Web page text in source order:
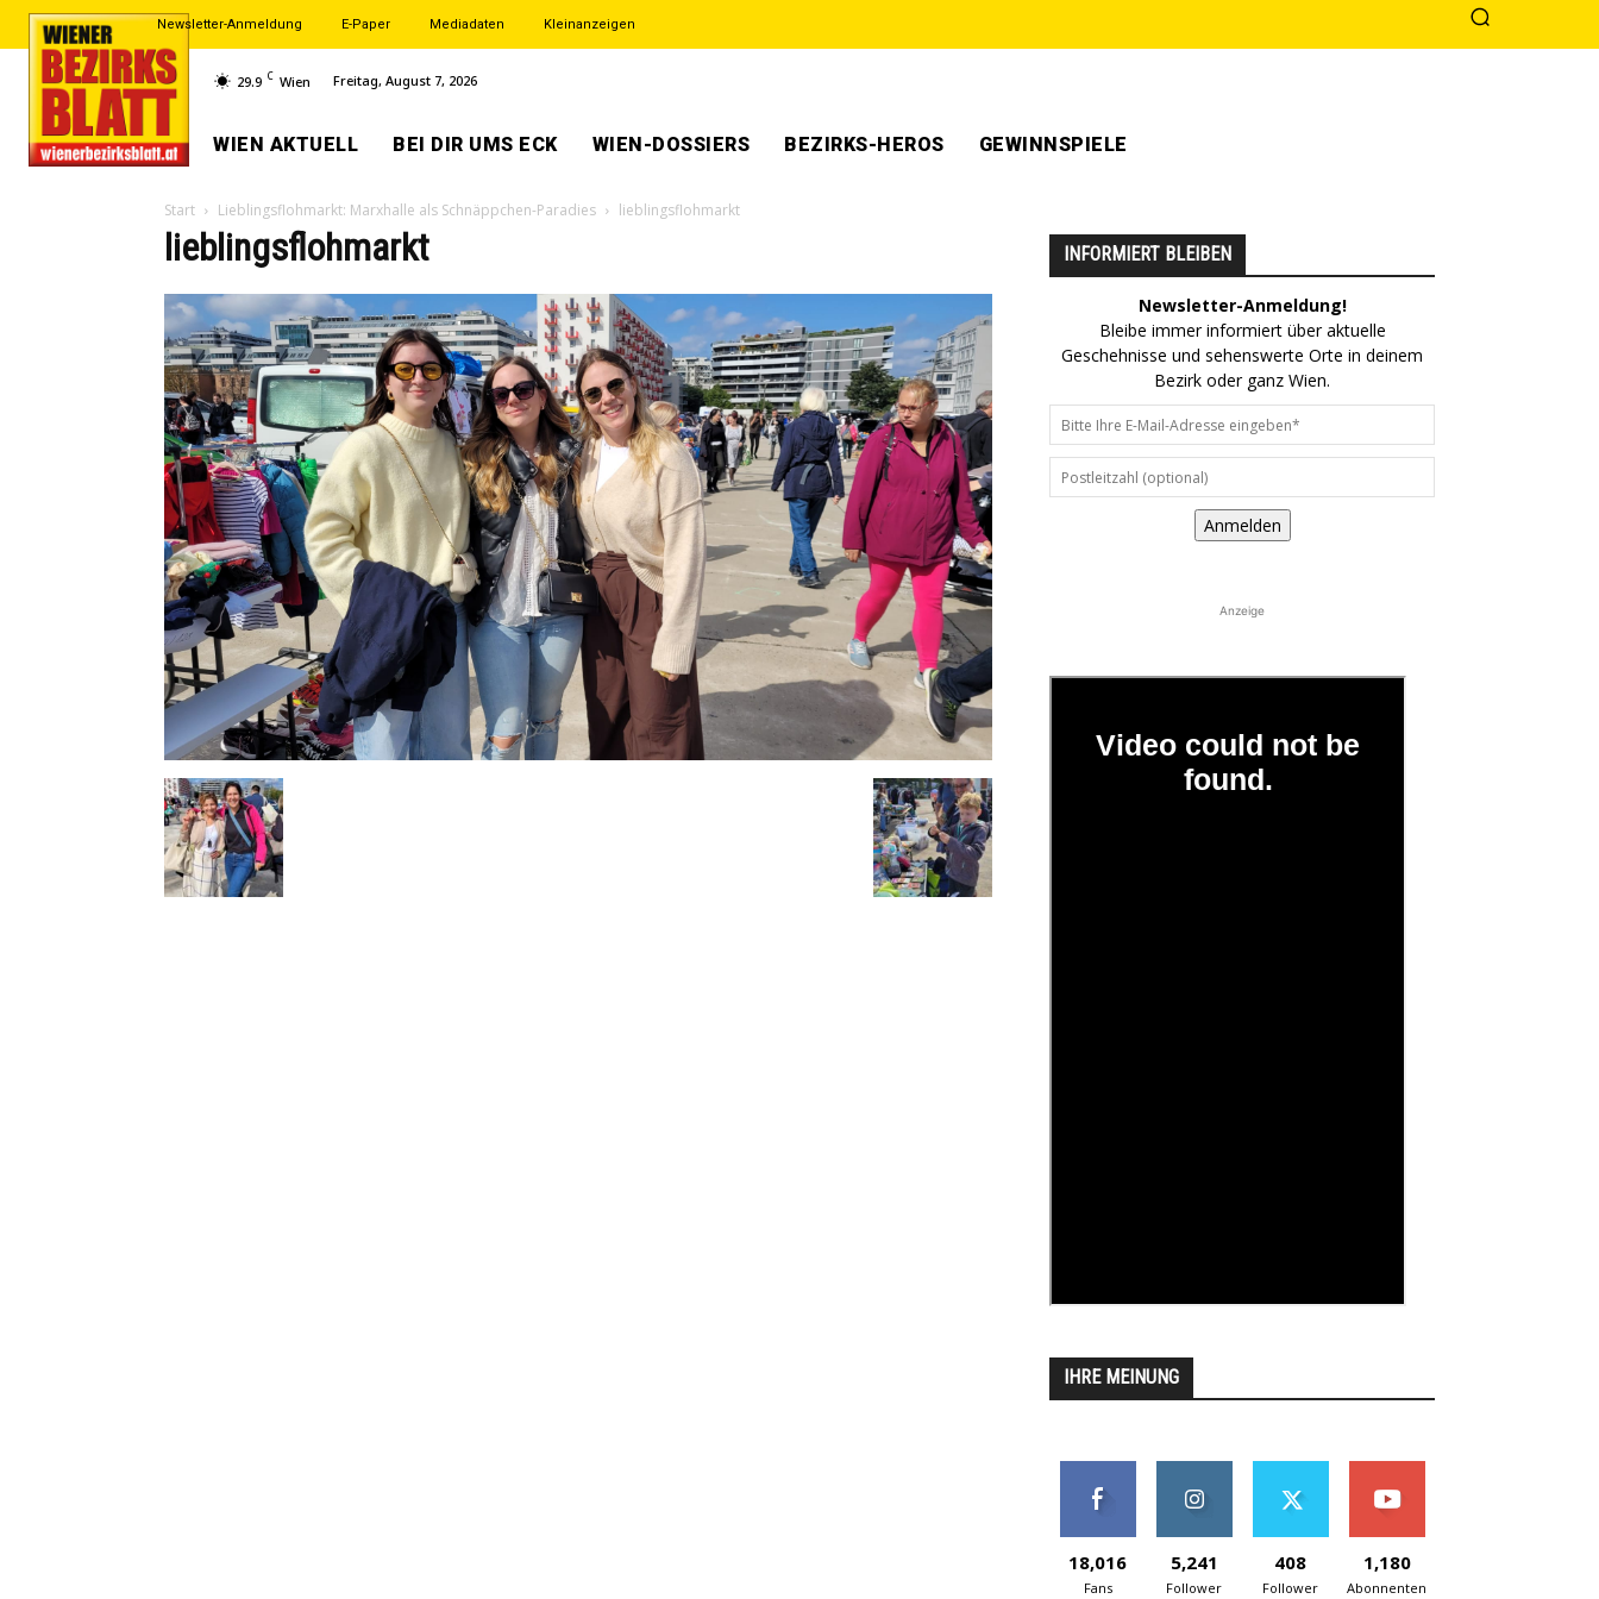
Newsletter-Anmeldung E-Paper Mediadaten Kleinanzeigen
29.9 C Wien Freitag, August 7, 2026
WIEN AKTUELL BEI DIR UMS ECK WIEN-DOSSIERS BEZIRKS-HEROS GEWINNSPIELE
Start Lieblingsflohmarkt: Marxhalle als Schnäppchen-Paradies lieblingsflohmarkt
lieblingsflohmarkt INFORMIERT BLEIBEN
Newsletter-Anmeldung!
Bleibe immer informiert über aktuelle
Geschehnisse und sehenswerte Orte in deinem
Bezirk oder ganz Wien.
Anmelden
Anzeige
IHRE MEINUNG
18,016
Fans
5,241
Follower
408
Follower
1,180
Abonnenten